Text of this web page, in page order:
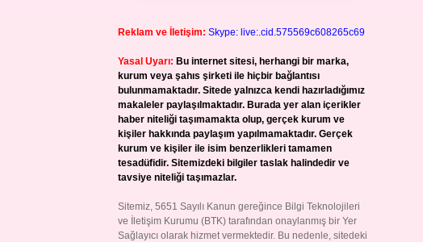
Reklam ve İletişim: Skype: live:.cid.575569c608265c69
Yasal Uyarı: Bu internet sitesi, herhangi bir marka,
kurum veya şahıs şirketi ile hiçbir bağlantısı
bulunmamaktadır. Sitede yalnızca kendi hazırladığımız
makaleler paylaşılmaktadır. Burada yer alan içerikler
haber niteliği taşımamakta olup, gerçek kurum ve
kişiler hakkında paylaşım yapılmamaktadır. Gerçek
kurum ve kişiler ile isim benzerlikleri tamamen
tesadüfidir. Sitemizdeki bilgiler taslak halindedir ve
tavsiye niteliği taşımazlar.
Sitemiz, 5651 Sayılı Kanun gereğince Bilgi Teknolojileri
ve İletişim Kurumu (BTK) tarafından onaylanmış bir Yer
Sağlayıcı olarak hizmet vermektedir. Bu nedenle, sitedeki